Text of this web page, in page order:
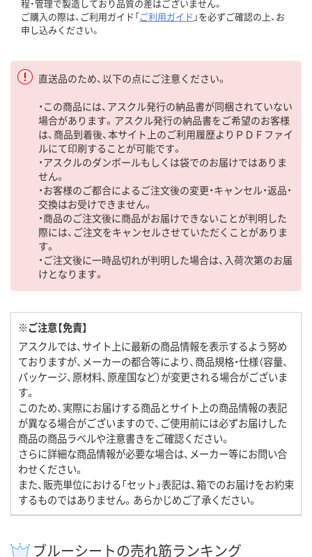
程・管理で製造しており品質の差はございません。
ご購入の際は、ご利用ガイド「ご利用ガイド 」を必ずご確認の上、お
申し込みください。
直送品のため、以下の点にご注意ください。
・この商品には、アスクル発行の納品書が同梱されていない
場合があります。アスクル発行の納品書をご希望のお客様
は、商品到着後、本サイト上のご利用履歴よりＰＤＦファイ
ルにて印刷することが可能です。
・アスクルのダンボールもしくは袋でのお届けではありま
せん。
・お客様のご都合によるご注文後の変更・キャンセル・返品・
交換はお受けできません。
・商品のご注文後に商品がお届けできないことが判明した
際には、ご注文をキャンセルさせていただくことがありま
す。
・ご注文後に一時品切れが判明した場合は、入荷次第のお届
けとなります。
※ご注意【免責】
アスクルでは、サイト上に最新の商品情報を表示するよう努め
ておりますが、メーカーの都合等により、商品規格・仕様（容量、
パッケージ、原材料、原産国など）が変更される場合がございま
す。
このため、実際にお届けする商品とサイト上の商品情報の表記
が異なる場合がございますので、ご使用前には必ずお届けした
商品の商品ラベルや注意書きをご確認ください。
さらに詳細な商品情報が必要な場合は、メーカー等にお問い合
わせください。
また、販売単位における「セット」表記は、箱でのお届けをお約束
するものではありません。あらかじめご了承ください。
ブルーシートの売れ筋ランキング